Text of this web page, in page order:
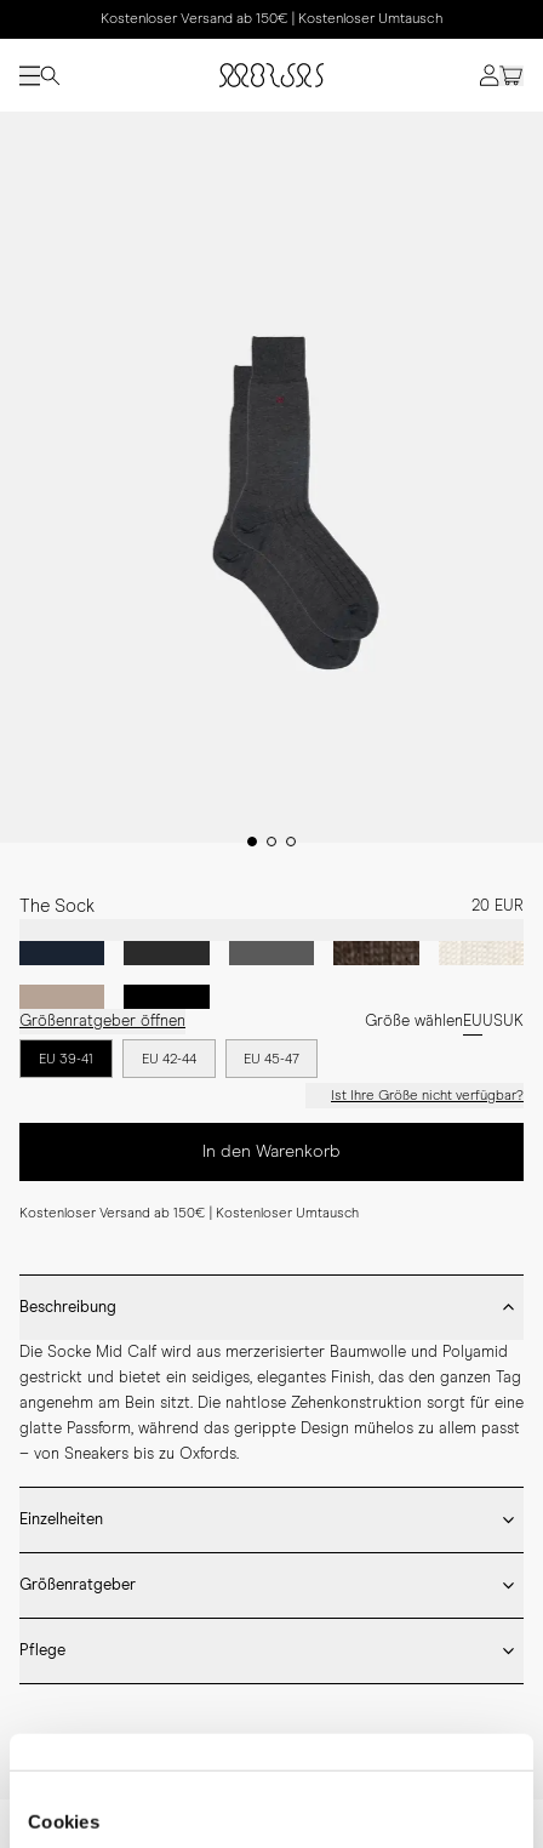
Cookies
Kostenloser Versand ab 150€ | Kostenloser Umtausch
The Sock 20 EUR
Größenratgeber öffnen Größe wählenEUUSUK
EU 39-41 EU 42-44 EU 45-47
Ist Ihre Größe nicht verfügbar?
In den Warenkorb
Kostenloser Versand ab 150€ | Kostenloser Umtausch
Beschreibung
Die Socke Mid Calf wird aus merzerisierter Baumwolle und Polyamid
gestrickt und bietet ein seidiges, elegantes Finish, das den ganzen Tag
angenehm am Bein sitzt. Die nahtlose Zehenkonstruktion sorgt für eine
glatte Passform, während das gerippte Design mühelos zu allem passt
– von Sneakers bis zu Oxfords.
Einzelheiten
* 75 % merzerisierte Baumwolle, 25 % Polyamid
* Mittlere Länge
* Geripptes Design
Größenratgeber
anderen Schuhen tragen.
Pflege